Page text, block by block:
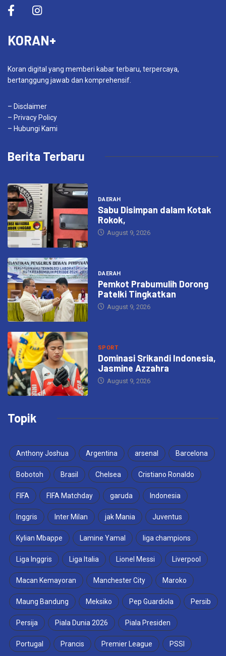
KORAN+
Koran digital yang memberi kabar terbaru, terpercaya,
bertanggung jawab dan komprehensif.
– Disclaimer
– Privacy Policy
– Hubungi Kami
Berita Terbaru
DAERAH
Sabu Disimpan dalam Kotak
Rokok,
August 9, 2026
DAERAH
Pemkot Prabumulih Dorong
Patelki Tingkatkan
August 9, 2026
SPORT
Dominasi Srikandi Indonesia,
Jasmine Azzahra
August 9, 2026
Topik
Anthony Joshua Argentina arsenal Barcelona
Bobotoh Brasil Chelsea Cristiano Ronaldo
FIFA FIFA Matchday garuda Indonesia
Inggris Inter Milan jak Mania Juventus
Kylian Mbappe Lamine Yamal liga champions
Liga Inggris Liga Italia Lionel Messi Liverpool
Macan Kemayoran Manchester City Maroko
Maung Bandung Meksiko Pep Guardiola Persib
Persija Piala Dunia 2026 Piala Presiden
Portugal Prancis Premier League PSSI